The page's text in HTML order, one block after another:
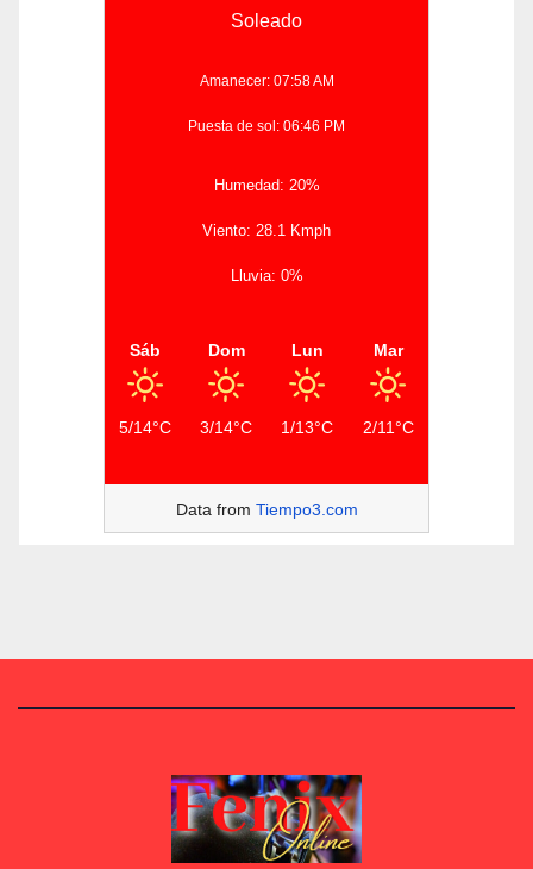
Soleado
Amanecer: 07:58 AM
Puesta de sol: 06:46 PM
Humedad: 20%
Viento: 28.1 Kmph
Lluvia: 0%
Sáb
5/14°C
Dom
3/14°C
Lun
1/13°C
Mar
2/11°C
Data from Tiempo3.com